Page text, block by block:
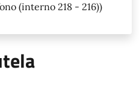
(interno 218 - 216))